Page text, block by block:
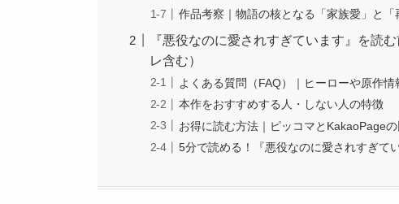
作品考察｜物語の核となる「家族愛」と「
『悪役なのに愛されすぎています』を読
レ含む）
よくある質問（FAQ）｜ヒーローや原作情
本作をおすすめする人・しない人の特徴
お得に読む方法｜ピッコマとKakaoPage
5分で読める！『悪役なのに愛されすぎて